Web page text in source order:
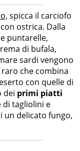
spicca il carciofo
ostrica. Dalla
puntarelle,
di bufala,
sardi vengono
che combina
con quelle di
dei primi piatti
di tagliolini e
un delicato fungo,